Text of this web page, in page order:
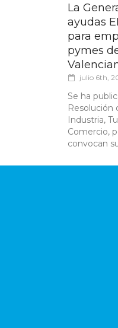
La
ayudas
para
pymes
julio 6th,
Se ha
Resolución
Industria,
Comercio,
convocan